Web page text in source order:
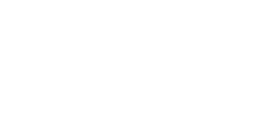
в этом есть такая
Еле отодрали, а когда